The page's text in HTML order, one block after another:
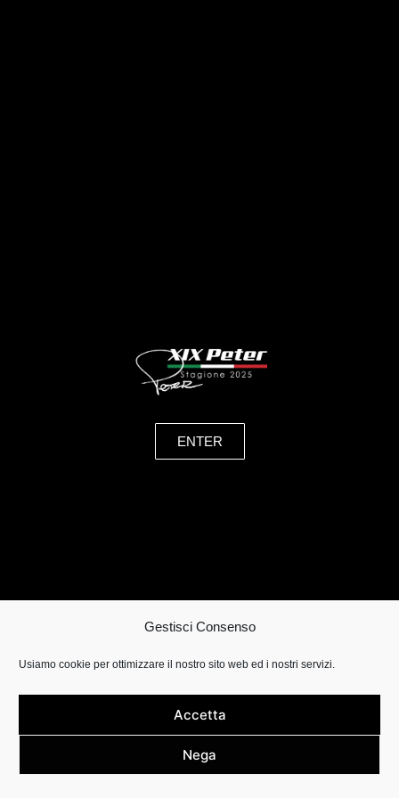
Gestisci Consenso
Usiamo cookie per ottimizzare il nostro sito web ed i nostri servizi.
Accetta
Nega
ENTER